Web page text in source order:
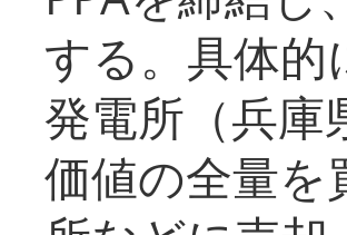
する。具体
発電所（兵庫
価値の全量を